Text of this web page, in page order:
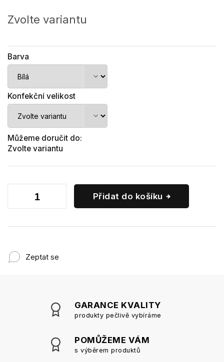
cena:
Zvolte variantu
Barva
Konfekční velikost
Můžeme doručit do:
Zvolte variantu
Přidat do košíku
Zeptat se
GARANCE KVALITY
produkty pečlivě vybíráme
POMŮŽEME VÁM
s výběrem produktů